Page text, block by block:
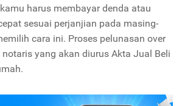
harus membayar denda atau
sesuai perjanjian pada masing-
cara ini. Proses pelunasan over
yang akan diurus Akta Jual Beli